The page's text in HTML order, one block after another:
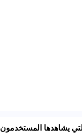
يشاهدها المستخدمون